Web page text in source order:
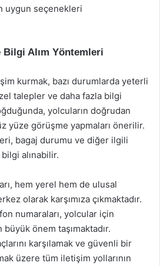
uygun seçenekleri
Alım Yöntemleri
kurmak, bazı durumlarda yeterli
talepler ve daha fazla bilgi
yolcuların doğrudan
yüze görüşme yapmaları önerilir.
bagaj durumu ve diğer ilgili
alınabilir.
hem yerel hem de ulusal
olarak karşımıza çıkmaktadır.
numaraları, yolcular için
önem taşımaktadır.
karşılamak ve güvenli bir
üzere tüm iletişim yollarının